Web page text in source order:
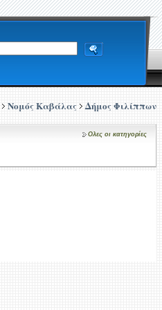
Νομός Καβάλας Δήμος Φιλίππων
Ολες οι κατηγορίες